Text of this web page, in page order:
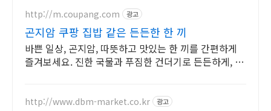
http://m.coupang.com 광고
곤지암 쿠팡 집밥 같은 든든한 한 끼
바쁜 일상, 곤지암, 따뜻하고 맛있는 한 끼를 간편하게
즐겨보세요. 진한 국물과 푸짐한 건더기로 든든하게, 즉
http://www.dbm-market.co.kr 광고